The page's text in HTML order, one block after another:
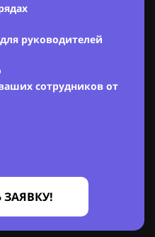
руководителей
сотрудников от
ЗАЯВКУ!